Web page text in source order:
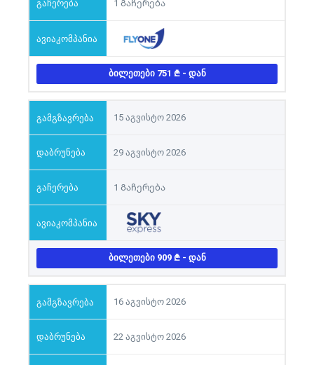
1 Გაჩერება
ᲑᲘᲚᲔᲗᲔᲑᲘ 751 - ᲓᲐᲜ
15 აგვისტო 2026
29 აგვისტო 2026
1 Გაჩერება
ᲑᲘᲚᲔᲗᲔᲑᲘ 909 - ᲓᲐᲜ
16 აგვისტო 2026
22 აგვისტო 2026